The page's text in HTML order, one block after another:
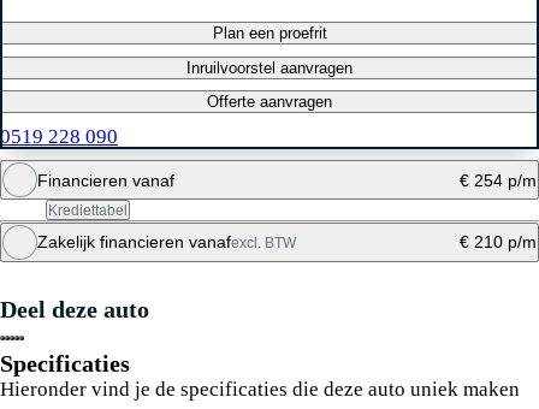
Plan een proefrit
Inruilvoorstel aanvragen
Offerte aanvragen
0519 228 090
Financieren vanaf € 254 p/m
Krediettabel
Maandbedrag berekenen
Zakelijk financieren vanafexcl. BTW € 210 p/m
Deel deze auto
Specificaties
Hieronder vind je de specificaties die deze auto uniek maken